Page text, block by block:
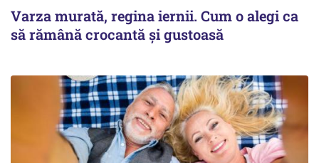
Varza murată, regina iernii. Cum o alegi ca
să rămână crocantă și gustoasă